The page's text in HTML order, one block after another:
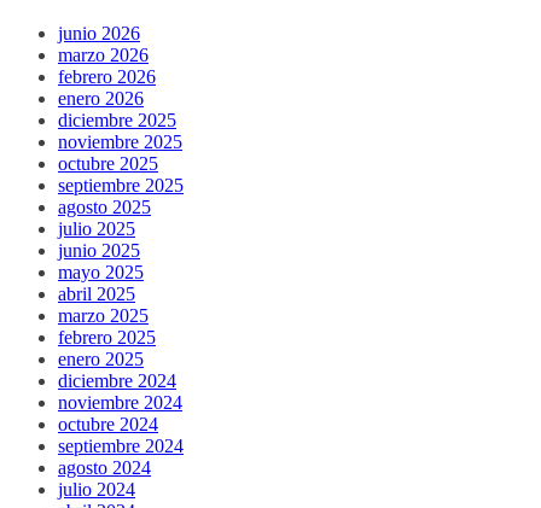
junio 2026
marzo 2026
febrero 2026
enero 2026
diciembre 2025
noviembre 2025
octubre 2025
septiembre 2025
agosto 2025
julio 2025
junio 2025
mayo 2025
abril 2025
marzo 2025
febrero 2025
enero 2025
diciembre 2024
noviembre 2024
octubre 2024
septiembre 2024
agosto 2024
julio 2024